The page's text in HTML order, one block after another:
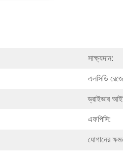
সাক্ষ্যদান:
এলসিডি
ড্রাইভার
এফপিসি:
যোগানের